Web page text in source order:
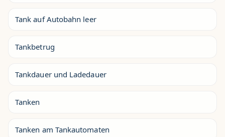
Tank auf Autobahn leer
Tankbetrug
Tankdauer und Ladedauer
Tanken
Tanken am Tankautomaten